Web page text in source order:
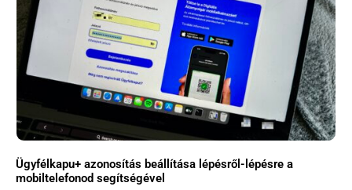
Ügyfélkapu+ azonosítás beállítása lépésről-lépésre a
mobiltelefonod segítségével